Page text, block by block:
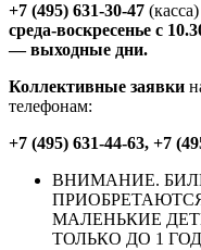
+7 (495) 631-30-47 (касса)
среда-воскресенье с
— выходные дни.
Коллективные заявки
телефонам:
+7 (495) 631-44-63, +7
ВНИМАНИЕ.
МАЛЕНЬКИЕ
ТОЛЬКО ДО 1